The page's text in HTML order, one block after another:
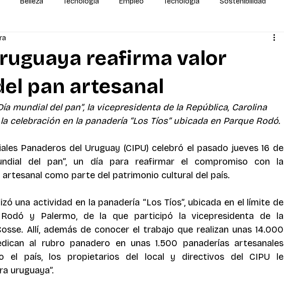
reafirma valor
pan artesanal
mundial del pan”, la vicepresidenta de la República, Carolina
celebración en la panadería “Los Tíos” ubicada en Parque Rodó.
Panaderos del Uruguay (CIPU) celebró el pasado jueves 16 de
del pan”, un día para reafirmar el compromiso con la
como parte del patrimonio cultural del país.
una actividad en la panadería “Los Tíos”, ubicada en el límite de
y Palermo, de la que participó la vicepresidenta de la
Allí, además de conocer el trabajo que realizan unas 14.000
al rubro panadero en unas 1.500 panaderías artesanales
el país, los propietarios del local y directivos del CIPU le
uruguaya”.